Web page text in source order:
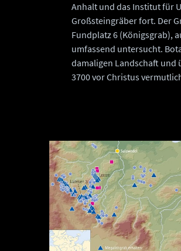
Anhalt und das Institut für
Großsteingräber fort. Der
Fundplatz 6 (Königsgrab),
umfassend untersucht.
damaligen Landschaft und
3700 vor Christus